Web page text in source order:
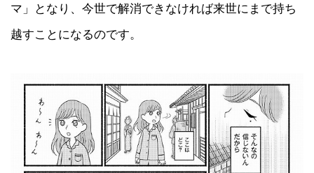
マ」となり、今世で解消できなければ来世にまで持ち
越すことになるのです。